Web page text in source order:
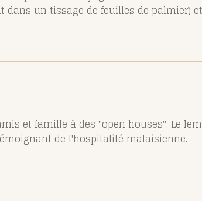
un tissage de feuilles de palmier)
et famille à des "open houses". Le
de l'hospitalité malaisienne.